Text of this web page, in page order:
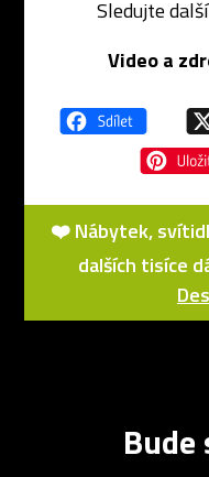
Sledujte
Video a
❤️ Nábytek,
dalších tisíce